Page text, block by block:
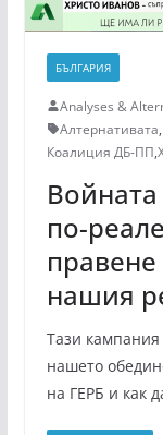
БЪЛГАРИЯ
Analyses &
Алтернативата,
Коалиция ДБ-ПП,
Войната
по-
нашия
Тази
нашето
на ГЕРБ и как